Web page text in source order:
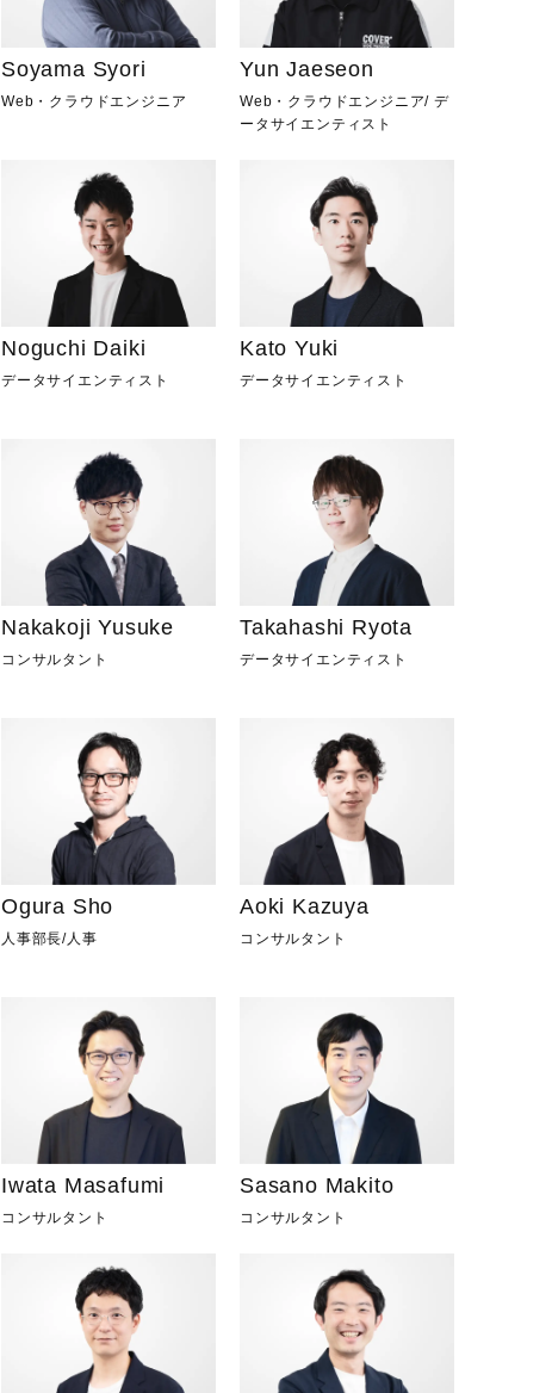
Soyama Syori
Web・クラウドエンジニア
Yun Jaeseon
Web・クラウドエンジニア/デ
ータサイエンティスト
Noguchi Daiki
データサイエンティスト
Kato Yuki
データサイエンティスト
Nakakoji Yusuke
コンサルタント
Takahashi Ryota
データサイエンティスト
Ogura Sho
人事部長/人事
Aoki Kazuya
コンサルタント
Iwata Masafumi
コンサルタント
Sasano Makito
コンサルタント